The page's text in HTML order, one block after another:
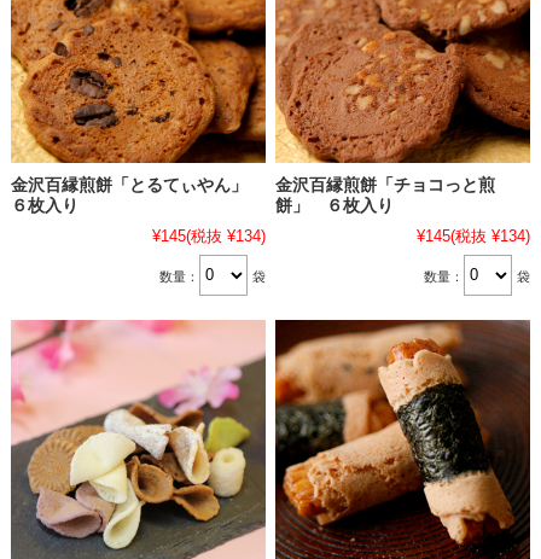
金沢百縁煎餅「とるてぃやん」
６枚入り
¥145(税抜 ¥134)
数量： 袋
金沢百縁煎餅「チョコっと煎
餅」 ６枚入り
¥145(税抜 ¥134)
数量： 袋